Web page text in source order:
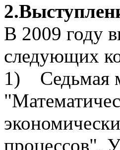
В 2009 году
следующих
1) Седьмая
процессов",